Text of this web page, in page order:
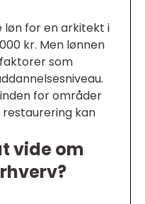
løn for en arkitekt i
kr. Men lønnen
som
for områder
kan
vide om